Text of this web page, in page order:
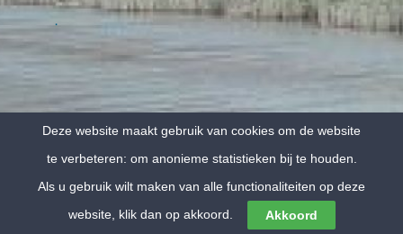
.
Mooi Vitaal, De Drift 20, Hooghalen, T+31 (0) 611001159
Deze website maakt gebruik van cookies om de website
te verbeteren: om anonieme statistieken bij te houden.
Als u gebruik wilt maken van alle functionaliteiten op deze
website, klik dan op akkoord.
Akkoord